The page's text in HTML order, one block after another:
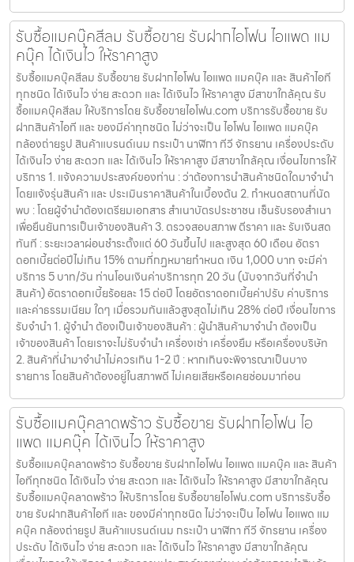
รับซื้อแมคบุ๊คสีลม รับซื้อขาย รับฝากไอโฟน ไอแพด แม
คบุ๊ค ได้เงินไว ให้ราคาสูง
รับซื้อแมคบุ๊คสีลม รับซื้อขาย รับฝากไอโฟน ไอแพด แมคบุ๊ค และ สินค้าไอที
ทุกชนิด ได้เงินไว ง่าย สะดวก และ ได้เงินไว ให้ราคาสูง มีสาขาใกล้คุณ รับ
ซื้อแมคบุ๊คสีลม ให้บริการโดย รับซื้อขายไอโฟน.com บริการรับซื้อขาย รับ
ฝากสินค้าไอที และ ของมีค่าทุกชนิด ไม่ว่าจะเป็น ไอโฟน ไอแพด แมคบุ๊ค
กล้องถ่ายรูป สินค้าแบรนด์เนม กระเป๋า นาฬิกา ทีวี จักรยาน เครื่องประดับ
ได้เงินไว ง่าย สะดวก และ ได้เงินไว ให้ราคาสูง มีสาขาใกล้คุณ เงื่อนไขการให้
บริการ 1. แจ้งความประสงค์ของท่าน : ว่าต้องการนำสินค้าชนิดใดมาจำนำ
โดยแจ้งรุ่นสินค้า และ ประเมินราคาสินค้าในเบื้องต้น 2. กำหนดสถานที่นัด
พบ : โดยผู้จำนำต้องเตรียมเอกสาร สำเนาบัตรประชาชน เซ็นรับรองสำเนา
เพื่อยืนยันการเป็นเจ้าของสินค้า 3. ตรวจสอบสภาพ ตีราคา และ รับเงินสด
ทันที : ระยะเวลาผ่อนชำระตั้งแต่ 60 วันขึ้นไป และสูงสุด 60 เดือน อัตรา
ดอกเบี้ยต่อปีไม่เกิน 15% ตามที่กฏหมายกำหนด เงิน 1,000 บาท จะมีค่า
บริการ 5 บาท/วัน ท่านโอนเงินค่าบริการทุก 20 วัน (นับจากวันที่จำนำ
สินค้า) อัตราดอกเบี้ยร้อยละ 15 ต่อปี โดยอัตราดอกเบี้ยค่าปรับ ค่าบริการ
และค่าธรรมเนียม ใดๆ เมื่อรวมกันแล้วสูงสุดไม่เกิน 28% ต่อปี เงื่อนไขการ
รับจำนำ 1. ผู้จำนำ ต้องเป็นเจ้าของสินค้า : ผู้นำสินค้ามาจำนำ ต้องเป็น
เจ้าของสินค้า โดยเราจะไม่รับจำนำ เครื่องเช่า เครื่องยืม หรือเครื่องบริษัท
2. สินค้าที่นำมาจำนำไม่ควรเกิน 1-2 ปี : หากเกินจะพิจารณาเป็นบาง
รายการ โดยสินค้าต้องอยู่ในสภาพดี ไม่เคยเสียหรือเคยซ่อมมาก่อน
รับซื้อแมคบุ๊คลาดพร้าว รับซื้อขาย รับฝากไอโฟน ไอ
แพด แมคบุ๊ค ได้เงินไว ให้ราคาสูง
รับซื้อแมคบุ๊คลาดพร้าว รับซื้อขาย รับฝากไอโฟน ไอแพด แมคบุ๊ค และ สินค้า
ไอทีทุกชนิด ได้เงินไว ง่าย สะดวก และ ได้เงินไว ให้ราคาสูง มีสาขาใกล้คุณ
รับซื้อแมคบุ๊คลาดพร้าว ให้บริการโดย รับซื้อขายไอโฟน.com บริการรับซื้อ
ขาย รับฝากสินค้าไอที และ ของมีค่าทุกชนิด ไม่ว่าจะเป็น ไอโฟน ไอแพด แม
คบุ๊ค กล้องถ่ายรูป สินค้าแบรนด์เนม กระเป๋า นาฬิกา ทีวี จักรยาน เครื่อง
ประดับ ได้เงินไว ง่าย สะดวก และ ได้เงินไว ให้ราคาสูง มีสาขาใกล้คุณ